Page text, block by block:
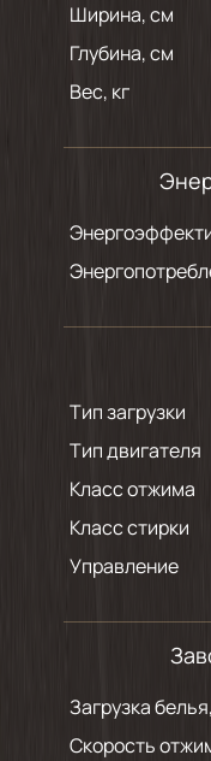
Ширина, см
Глубина, см
Вес, кг
Тип загрузки
Тип двигателя
Класс отжима
Класс стирки
Управление
Загрузка
Скорость